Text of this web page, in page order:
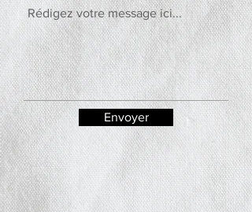
Envoyer